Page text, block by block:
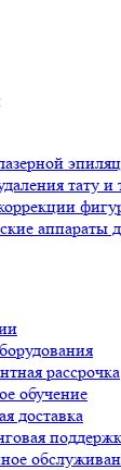
тату и
аппараты
рассрочка
обучение
доставка